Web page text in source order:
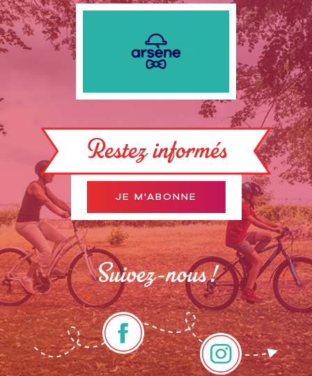
Restez informés
JE M'ABONNE
Suivez-nous !